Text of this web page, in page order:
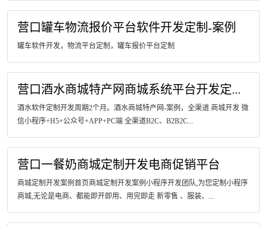
营口罐车物流报价平台软件开发定制-案例
罐车软件开发，物流平台定制，罐车报价平台定制
营口酒水商城特产网商城系统平台开发定...
酒水软件定制开发周期2个月。酒水商城特产网-案例，全渠道 商城开发 微
信小程序+H5+公众号+APP+PC端 全渠道B2C、B2B2C...
营口一餐奶商城定制开发电商促销平台
商城定制开发案例首页商城定制开发案例小程序开发团队,为您定制小程序
商城,无论是电商、都能即开即用、用完即走 新零售 、服装、...